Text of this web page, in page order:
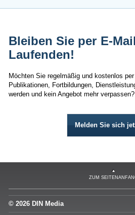
Bleiben Sie per E-
Laufenden!
Möchten Sie regelmäßig und kostenlos
Publikationen, Fortbildungen,
werden und kein Angebot mehr verpassen?
Melden Sie sich
ZUM
© 2026 DIN Media